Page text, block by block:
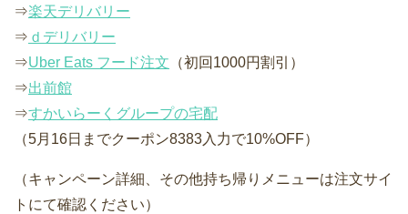
⇒楽天デリバリー
⇒ ｄデリバリー
⇒Uber Eats フード注文 （初回1000円割引）
⇒出前館
⇒すかいらーくグループの宅配
（5月16日までクーポン8383入力で10%OFF）
（キャンペーン詳細、その他持ち帰りメニューは注文サイ
トにて確認ください）